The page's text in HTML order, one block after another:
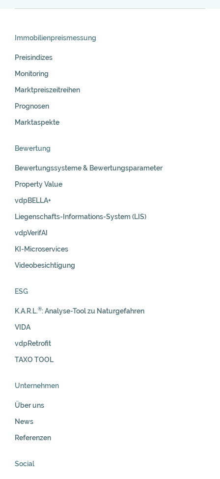
Navigation
Immobilienpreis­messung
Preisindizes
Monitoring
Marktpreiszeitreihen
Prognosen
Marktaspekte
Bewertung
Bewertungssysteme & Bewertungsparameter
Property Value
vdpBELLA+
Liegenschafts-Informations-System (LIS)
vdpVerifAI
KI-Microservices
Videobesichtigung
ESG
K.A.R.L.®: Analyse-Tool zu Naturgefahren
VIDA
vdpRetrofit
TAXO TOOL
Unternehmen
Über uns
News
Referenzen
Social